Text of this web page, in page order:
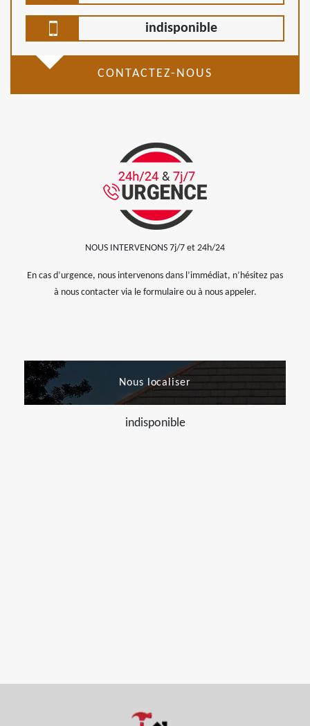
indisponible
CONTACTEZ-NOUS
NOUS INTERVENONS 7j/7 et 24h/24
En cas d’urgence, nous intervenons dans l’immédiat, n’hésitez pas
à nous contacter via le formulaire ou à nous appeler.
Nous localiser
indisponible